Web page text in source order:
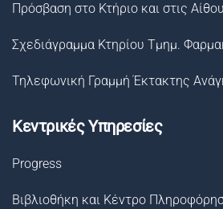
Πρόσβαση στο Κτήριο και στις
Σχεδιάγραμμα Κτηρίου Τμημ.
Τηλεφωνική Γραμμή Έκτακτης
Κεντρικές Υπηρεσίες
Progress
Βιβλιοθήκη και Κέντρο